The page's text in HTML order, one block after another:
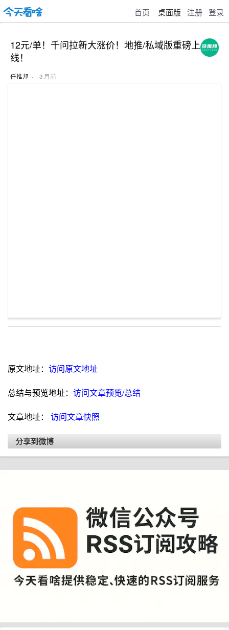
首页 桌面版 注册 登录
12元/单！千问拉新大涨价！地推/私域版重磅上
线！
任推邦 · · 3 月前
原文地址： 访问原文地址
总结与预览地址： 访问文章预览/总结
文章地址： 访问文章快照
分享到微博